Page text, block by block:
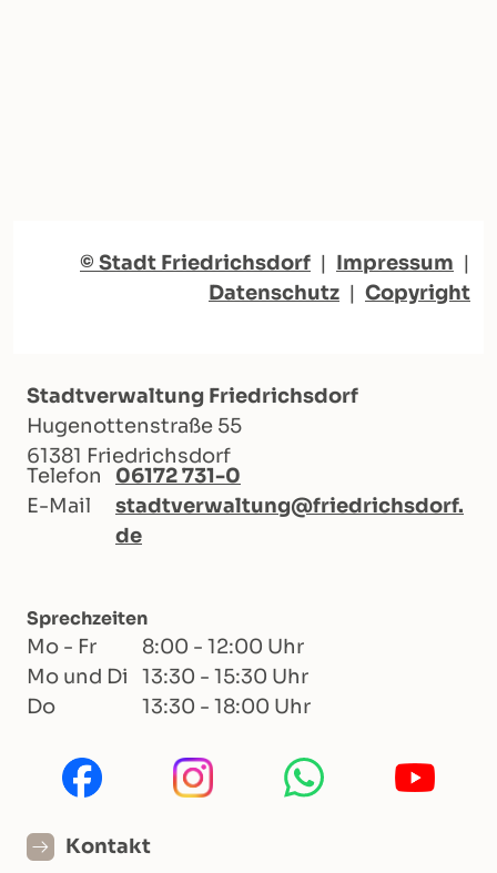
© Stadt Friedrichsdorf | Impressum |
Datenschutz | Copyright
Stadtverwaltung Friedrichsdorf
Hugenottenstraße 55
61381 Friedrichsdorf
Telefon
06172 731-0
E-Mail
stadtverwaltung@friedrichsdorf.
de
Sprechzeiten
Mo - Fr
8:00 - 12:00 Uhr
Mo und Di
13:30 - 15:30 Uhr
Do
13:30 - 18:00 Uhr
Kontakt